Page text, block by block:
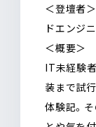
＜登壇者
ドエンジ
＜概要＞
IT未経験
装まで試
体験記。